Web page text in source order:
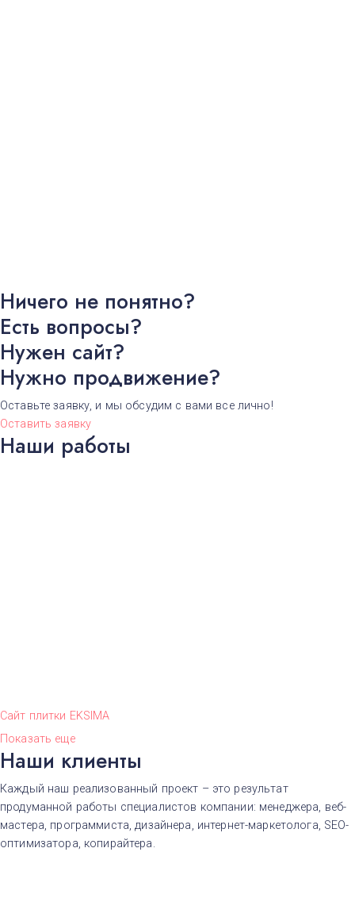
Ничего не понятно?
Есть вопросы?
Нужен сайт?
Нужно продвижение?
Оставьте заявку, и мы обсудим с вами все лично!
Оставить заявку
Наши работы
Сайт плитки EKSIMA
Показать еще
Наши клиенты
Каждый наш реализованный проект – это результат
продуманной работы специалистов компании: менеджера, веб-
мастера, программиста, дизайнера, интернет-маркетолога, SEO-
оптимизатора, копирайтера.